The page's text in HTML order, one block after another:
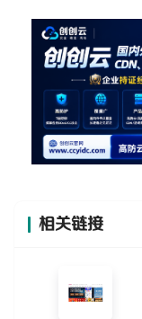
相关链接